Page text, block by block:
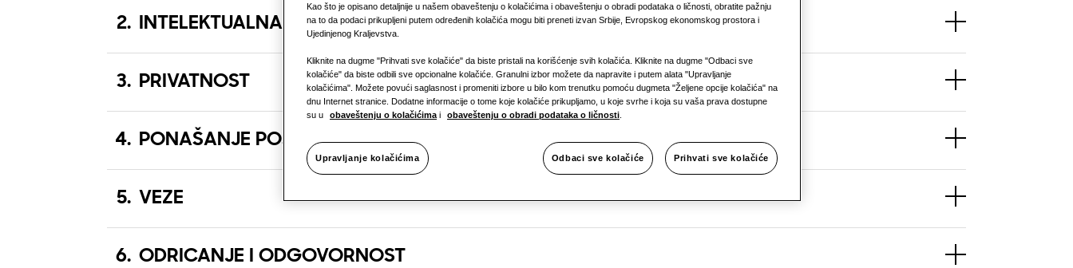
2. INTELEKTUALNA SVOJINA
3. PRIVATNOST
4. PONAŠANJE POSETILACA
5. VEZE
6. ODRICANJE I ODGOVORNOST
Kao što je opisano detaljnije u našem obaveštenju o kolačićima i obaveštenju o obradi podataka o ličnosti, obratite pažnju
na to da podaci prikupljeni putem određenih kolačića mogu biti preneti izvan Srbije, Evropskog ekonomskog prostora i
Ujedinjenog Kraljevstva.
Kliknite na dugme "Prihvati sve kolačiće" da biste pristali na korišćenje svih kolačića. Kliknite na dugme "Odbaci sve
kolačiće" da biste odbili sve opcionalne kolačiće. Granulni izbor možete da napravite i putem alata "Upravljanje
kolačićima". Možete povući saglasnost i promeniti izbore u bilo kom trenutku pomoću dugmeta "Željene opcije kolačića" na
dnu Internet stranice. Dodatne informacije o tome koje kolačiće prikupljamo, u koje svrhe i koja su vaša prava dostupne
su u
obaveštenju o kolačićima i obaveštenju o obradi podataka o ličnosti
Upravljanje kolačićima Odbaci sve kolačiće Prihvati sve kolačiće